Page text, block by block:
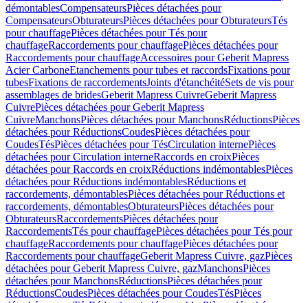
démontablesCompensateursPièces détachées pour
CompensateursObturateursPièces détachées pour ObturateursTés
pour chauffagePièces détachées pour Tés pour
chauffageRaccordements pour chauffagePièces détachées pour
Raccordements pour chauffageAccessoires pour Geberit Mapress
Acier CarboneEtanchements pour tubes et raccordsFixations pour
tubesFixations de raccordementsJoints d'étanchéitéSets de vis pour
assemblages de bridesGeberit Mapress CuivreGeberit Mapress
CuivrePièces détachées pour Geberit Mapress
CuivreManchonsPièces détachées pour ManchonsRéductionsPièces
détachées pour RéductionsCoudesPièces détachées pour
CoudesTésPièces détachées pour TésCirculation internePièces
détachées pour Circulation interneRaccords en croixPièces
détachées pour Raccords en croixRéductions indémontablesPièces
détachées pour Réductions indémontablesRéductions et
raccordements, démontablesPièces détachées pour Réductions et
raccordements, démontablesObturateursPièces détachées pour
ObturateursRaccordementsPièces détachées pour
RaccordementsTés pour chauffagePièces détachées pour Tés pour
chauffageRaccordements pour chauffagePièces détachées pour
Raccordements pour chauffageGeberit Mapress Cuivre, gazPièces
détachées pour Geberit Mapress Cuivre, gazManchonsPièces
détachées pour ManchonsRéductionsPièces détachées pour
RéductionsCoudesPièces détachées pour CoudesTésPièces